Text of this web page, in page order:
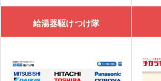
給湯器駆けつけ隊